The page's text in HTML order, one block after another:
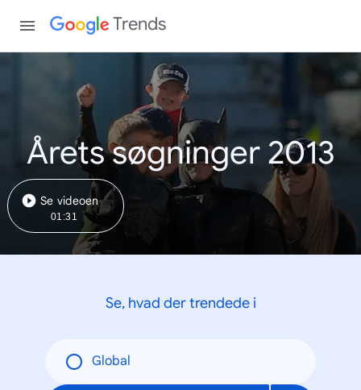
Trends
Årets søgninger 2013
Se videoen
01:31
Se, hvad der trendede i
Global